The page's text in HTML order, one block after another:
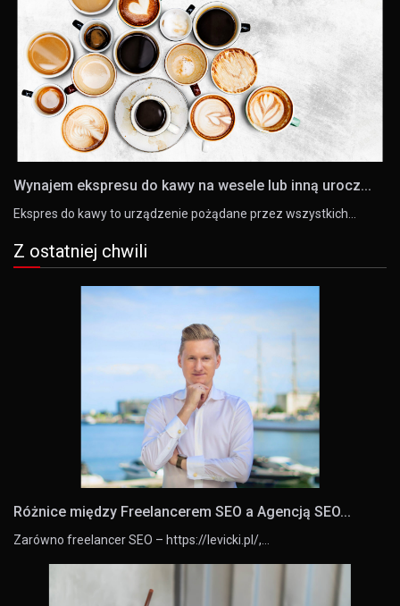
Wynajem ekspresu do kawy na wesele lub inną urocz...
Ekspres do kawy to urządzenie pożądane przez wszystkich…
Z ostatniej chwili
Różnice między Freelancerem SEO a Agencją SEO...
Zarówno freelancer SEO – https://levicki.pl/,…